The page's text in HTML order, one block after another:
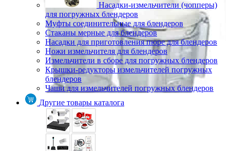
Насадки-измельчители (чопперы)
для погружных блендеров
Муфты соединительные для блендеров
Стаканы мерные для блендеров
Насадки для приготовления пюре для блендеров
Ножи измельчителя для блендеров
Измельчители в сборе для погружных блендеров
Крышки-редукторы измельчителей погружных
блендеров
Чаши для измельчителей погружных блендеров
Другие товары каталога